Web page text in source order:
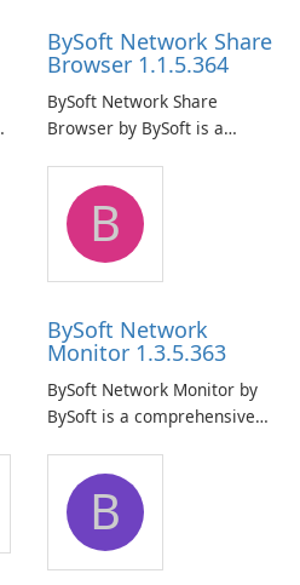
BySoft Network Share
Browser 1.1.5.364
BySoft Network Share
Browser by BySoft is a
application that allows users
to easily browse and manage
shared folders on their
network.
B
BySoft Network
Monitor 1.3.5.363
BySoft Network Monitor by
BySoft is a comprehensive
designed to help businesses
effectively manage their
network infrastructure.
B